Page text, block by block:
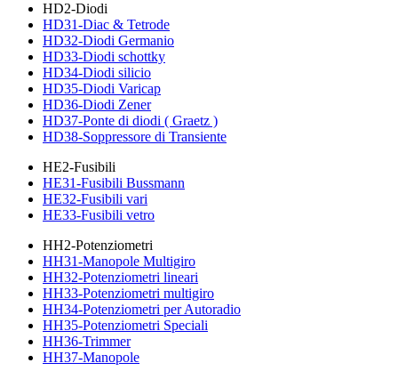
HD2-Diodi
HD31-Diac & Tetrode
HD32-Diodi Germanio
HD33-Diodi schottky
HD34-Diodi silicio
HD35-Diodi Varicap
HD36-Diodi Zener
HD37-Ponte di diodi ( Graetz )
HD38-Soppressore di Transiente
HE2-Fusibili
HE31-Fusibili Bussmann
HE32-Fusibili vari
HE33-Fusibili vetro
HH2-Potenziometri
HH31-Manopole Multigiro
HH32-Potenziometri lineari
HH33-Potenziometri multigiro
HH34-Potenziometri per Autoradio
HH35-Potenziometri Speciali
HH36-Trimmer
HH37-Manopole